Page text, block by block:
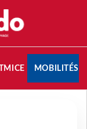
MICE MOBILITÉS